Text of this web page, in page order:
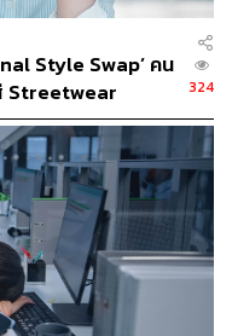
Style Swap’ คน
Streetwear
324